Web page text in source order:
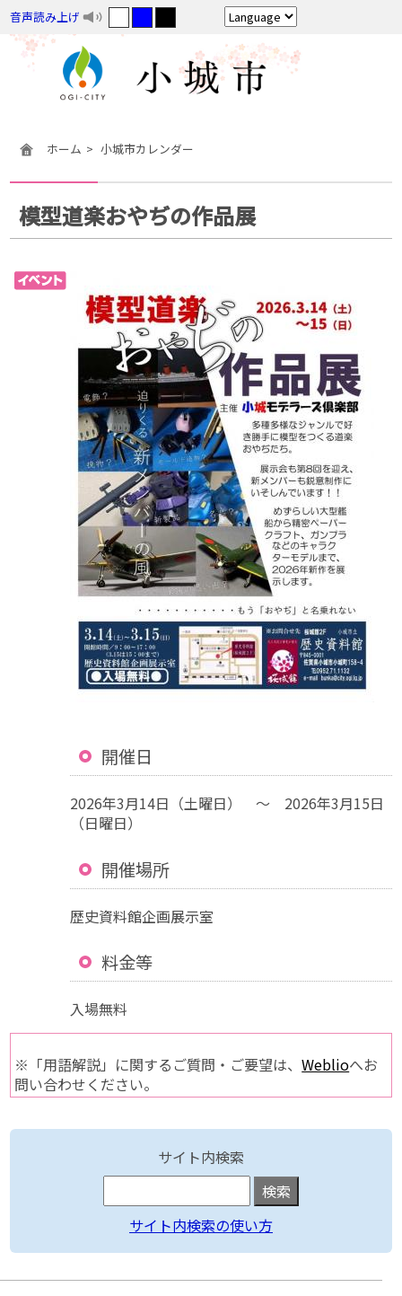
音声読み上げ
ホーム 小城市カレンダー
模型道楽おやぢの作品展
開催日
2026年3月14日（土曜日） ～ 2026年3月15日
（日曜日）
開催場所
歴史資料館企画展示室
料金等
入場無料
※「用語解説」に関するご質問・ご要望は、Weblioへお
問い合わせください。
サイト内検索
サイト内検索の使い方